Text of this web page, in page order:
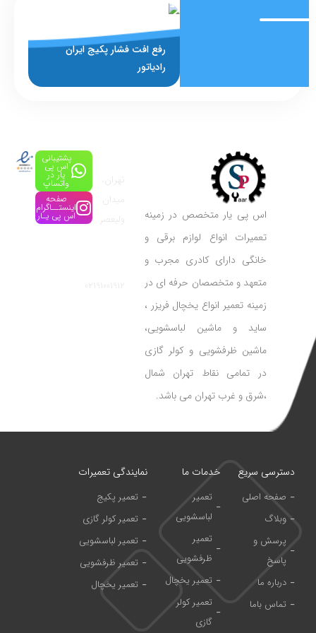
رفع افت فشار پکیج ایران
رادیاتور
دسترسی سریع
صفحه اصلی
وبلاگ
پرسش و
پاسخ
درباره ما
تماس باما
خدمات ما
تعمیر
لباسشویی
تعمیر
ظرفشویی
تعمیر یخچال
تعمیر کولر
گازی
نمایندگی تعمیرات
تعمیر پکیج
تعمیر کولر گازی
تعمیر لباسشویی
تعمیر ظرفشویی
تعمیر یخچال
اس پی یار متخصص در زمینه
تعمیرات انواع لوازم برقی و
خانگی دارای کادری مجرب و
متعهد و متخصصان حرفه ای در
زمینه تعمیر انواع یخچال فریزر ،
ساید و ماشین لباسشویی،
ماشین ظرفشویی و کولر گازی
در تمامی نقاط تهران شمال
،شرق و غرب تهران می باشد.
تهران،
میدان
ولیعصر
02191001912
پشتیبانی
اس پی
یار در
واتساپ
صفحه
اینستــاگرام
اس پی یـار